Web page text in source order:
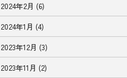
2024年2月 (6)
2024年1月 (4)
2023年12月 (3)
2023年11月 (2)